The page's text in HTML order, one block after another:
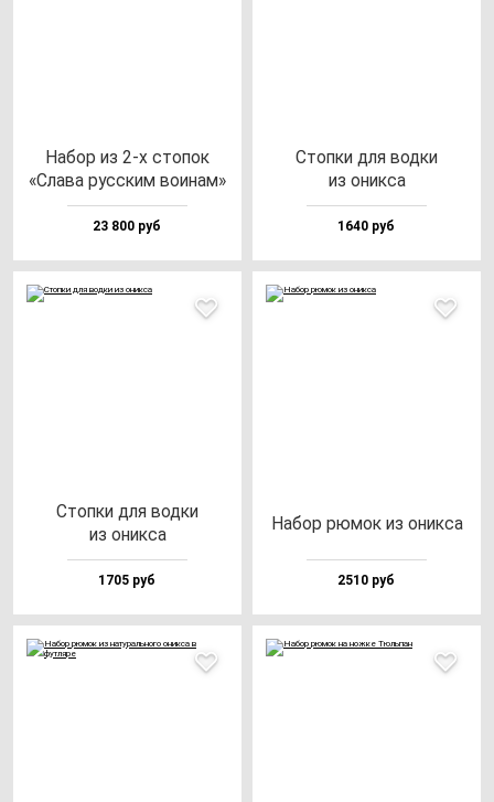
Набор из 2-х сто­пок
«Сла­ва рус­ским во­инам»
23 800 руб
Стоп­ки для вод­ки
из оник­са
1640 руб
Стоп­ки для вод­ки
из оник­са
1705 руб
Набор рю­мок из оник­са
2510 руб